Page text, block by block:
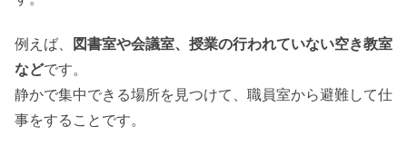
例えば、
図書室や会議室、授業の行われていない空き教室
などです。
静かで集中できる場所を見つけて、職員室から避難して仕
事をすることです。